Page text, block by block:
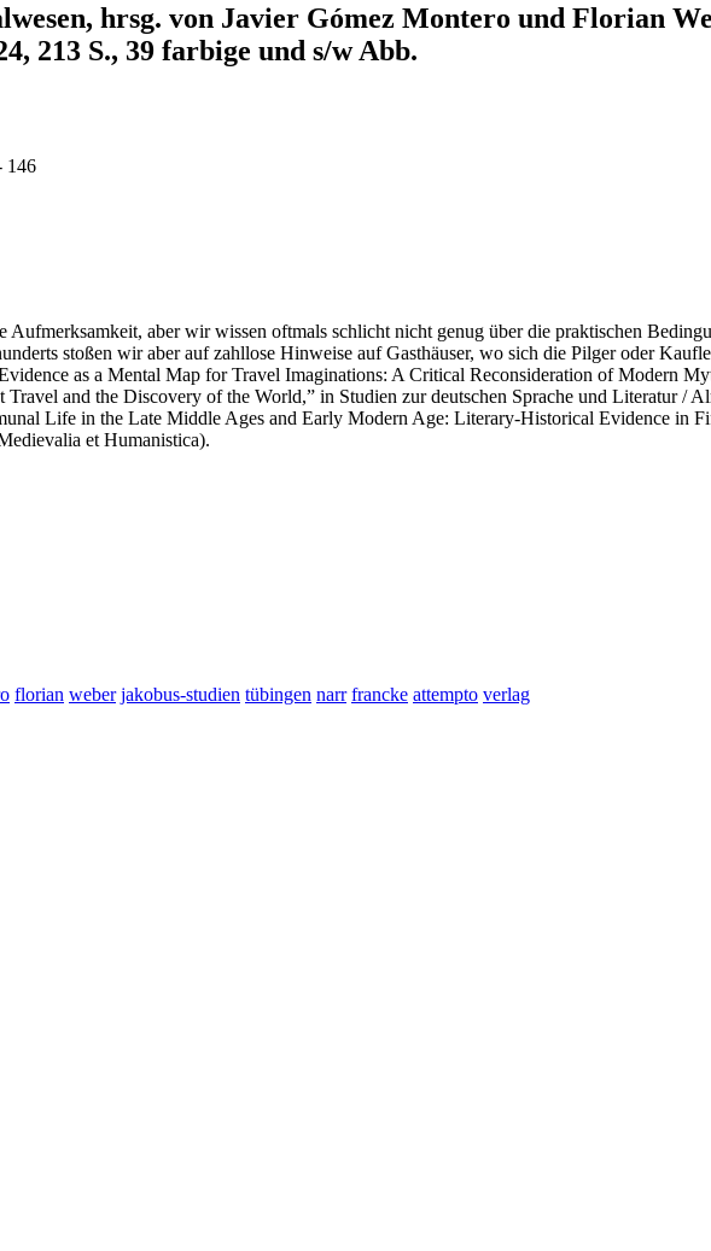
hrsg. von Javier Gómez Montero und Florian
213 S., 39 farbige und s/w Abb.
146
Aufmerksamkeit, aber wir wissen oftmals schlicht nicht genug über die praktischen
stoßen wir aber auf zahllose Hinweise auf Gasthäuser, wo sich die Pilger oder
as a Mental Map for Travel Imaginations: A Critical Reconsideration of Modern
and the Discovery of the World,” in Studien zur deutschen Sprache und Literatur /
Life in the Late Middle Ages and Early Modern Age: Literary-Historical Evidence in
et Humanistica).
florian weber jakobus-studien tübingen narr francke attempto verlag